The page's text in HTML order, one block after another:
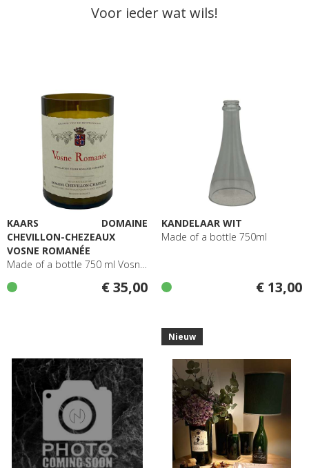
Voor ieder wat wils!
KAARS DOMAINE
CHEVILLON-CHEZEAUX
VOSNE ROMANÉE
Made of a bottle 750 ml Vosne Romanée
€ 35,00
KANDELAAR WIT
Made of a bottle 750ml
€ 13,00
Nieuw